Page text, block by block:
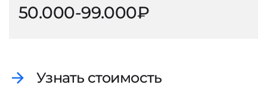
50.000-99.000₽
Узнать стоимость